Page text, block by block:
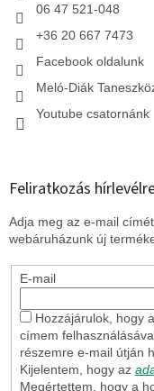
06 47 521-048
+36 20 667 7473
Facebook oldalunk
Meló-Diák
Youtube csatornánk
Feliratkozás
Adja meg az e-mail
webáruházunk új
E-mail
Hozzájárulok, hogy
címem
részemre e-mail útján
Kijelentem, hogy az
Megértettem, hogy a